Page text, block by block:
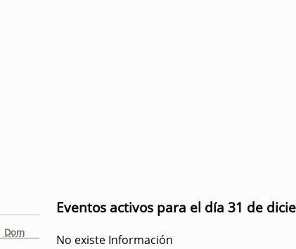
Dom
Eventos activos para el día 31 de
No existe Información